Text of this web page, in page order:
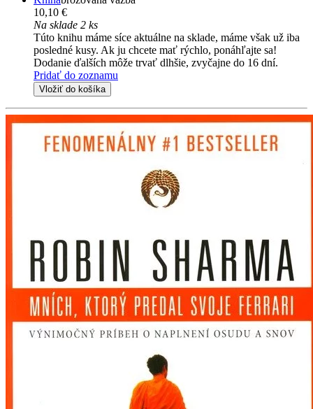
10,10 €
Na sklade 2 ks
Túto knihu máme síce aktuálne na sklade, máme však už iba
posledné kusy. Ak ju chcete mať rýchlo, ponáhľajte sa!
Dodanie ďalších môže trvať dlhšie, zvyčajne do 16 dní.
Pridať do zoznamu
Vložiť do košíka